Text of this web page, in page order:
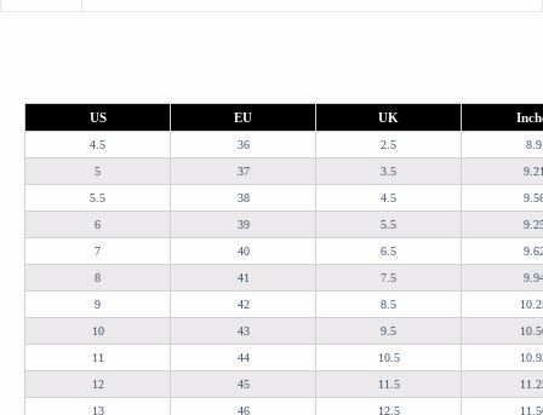
US EU UK
4.5 36 2.5
8.9
5
37 3.5
5.5
38 4.5
6
39 5.5
7
40 6.5
8
41 7.5
9
42 8.5
10
43 9.5
11
44 10.5
12
45 11.5
13
46 12.5